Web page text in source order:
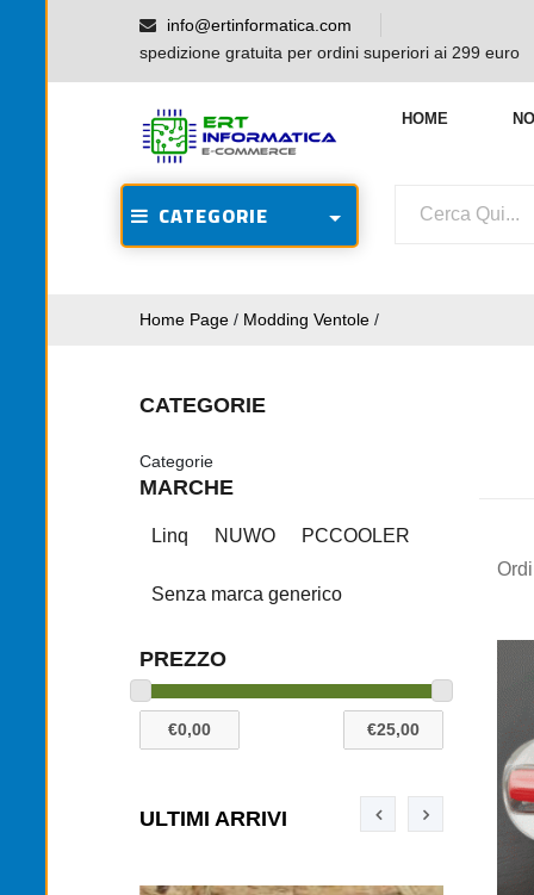
info@ertinformatica.com
spedizione gratuita per ordini superiori ai 299 euro
HOME
CATEGORIE
Home Page / Modding Ventole /
CATEGORIE
Categorie
MARCHE
Linq NUWO PCCOOLER
Senza marca generico
PREZZO
ULTIMI ARRIVI